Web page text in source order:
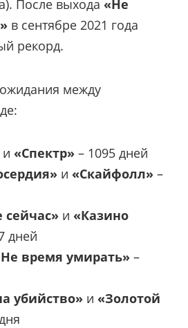
После выхода «Не
в сентябре 2021 года
рекорд.
между
и «Спектр» – 1095 дней
и «Скайфолл» –
сейчас» и «Казино
дней
время умирать» –
убийство» и «Золотой